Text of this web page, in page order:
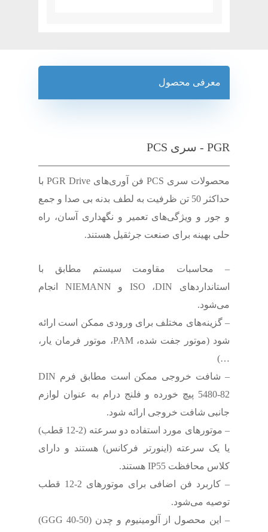
معرفی محصول
PGR - سری PCS
محصولات سری PCS فن آوری‌های PGR Drive با
حداکثر 50 تن ظرفیت به لطف بدنه بی صدا و جمع
و جور و ویژگی‌های تعمیر و نگهداری آسان، راه
حلی بهینه برای صنعت جرثقیل هستند.
– محاسبات مقاومت سیستم مطابق با
استانداردهای ISO ،DIN و NIEMANN انجام
می‌شود.
– گزینه‌های مختلف برای ورودی ممکن است ارائه
شود (موتور جفت شده، PAM، موتور فرمان یار،
…)
– شافت خروجی ممکن است مطابق فرم DIN
5480-82 پیچ خورده و فلنج درام به عنوان لوازم
جانبی شافت خروجی ارائه شود.
– موتورهای مورد استفاده دو سرعته (2-12 قطب)
یا یک سرعته (اینورتر فرکانس) هستند و دارای
کلاس محافظت IP55 هستند.
– کاربرد فن اضافی برای موتورهای 2-12 قطب
توصیه می‌شود.
– این محصول از آلومینیوم و چدن (GGG 40-50)